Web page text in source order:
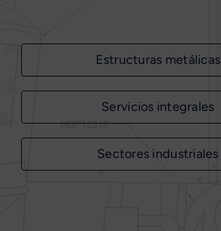
Estructuras metálicas
Servicios integrales
Sectores industriales